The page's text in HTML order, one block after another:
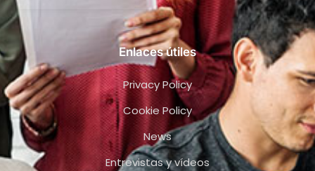
Enlaces útiles
Privacy Policy
Cookie Policy
News
Entrevistas y vídeos